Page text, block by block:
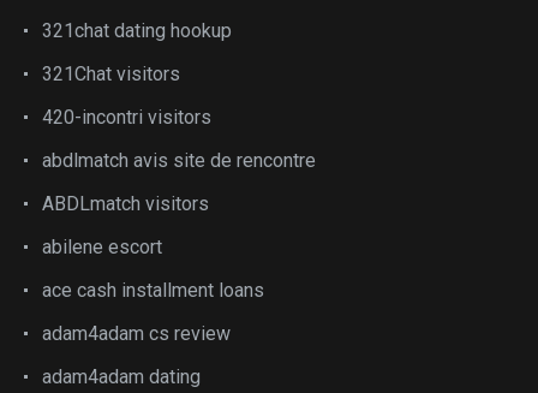
321chat dating hookup
321Chat visitors
420-incontri visitors
abdlmatch avis site de rencontre
ABDLmatch visitors
abilene escort
ace cash installment loans
adam4adam cs review
adam4adam dating